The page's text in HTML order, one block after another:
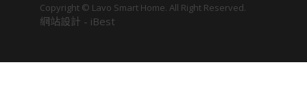
Copyright © Lavo Smart Home. All Right Reserved.
網站設計 - iBest